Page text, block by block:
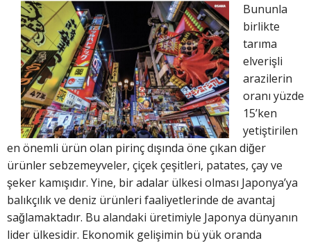
Bununla
birlikte
tarıma
elverişli
arazilerin
oranı yüzde
15’ken
yetiştirilen
en önemli ürün olan pirinç dışında öne çıkan diğer
ürünler sebzemeyveler, çiçek çeşitleri, patates, çay ve
şeker kamışıdır. Yine, bir adalar ülkesi olması Japonya’ya
balıkçılık ve deniz ürünleri faaliyetlerinde de avantaj
sağlamaktadır. Bu alandaki üretimiyle Japonya dünyanın
lider ülkesidir. Ekonomik gelişimin bü yük oranda